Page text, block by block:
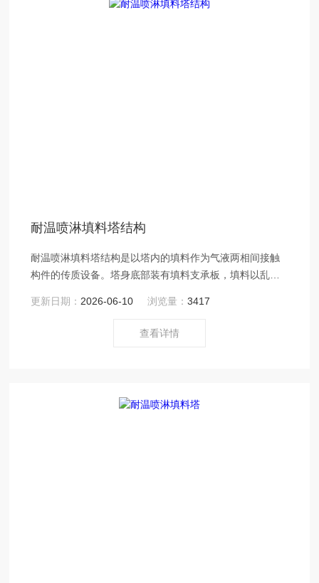
耐温喷淋填料塔结构
耐温喷淋填料塔结构是以塔内的填料作为气液两相间接触
构件的传质设备。塔身底部装有填料支承板，填料以乱堆
更新日期： 2026-06-10 浏览量：3417
查看详情